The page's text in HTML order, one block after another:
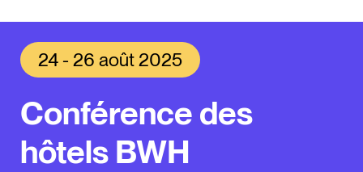
24 - 26 août 2025
Conférence des
hôtels BWH